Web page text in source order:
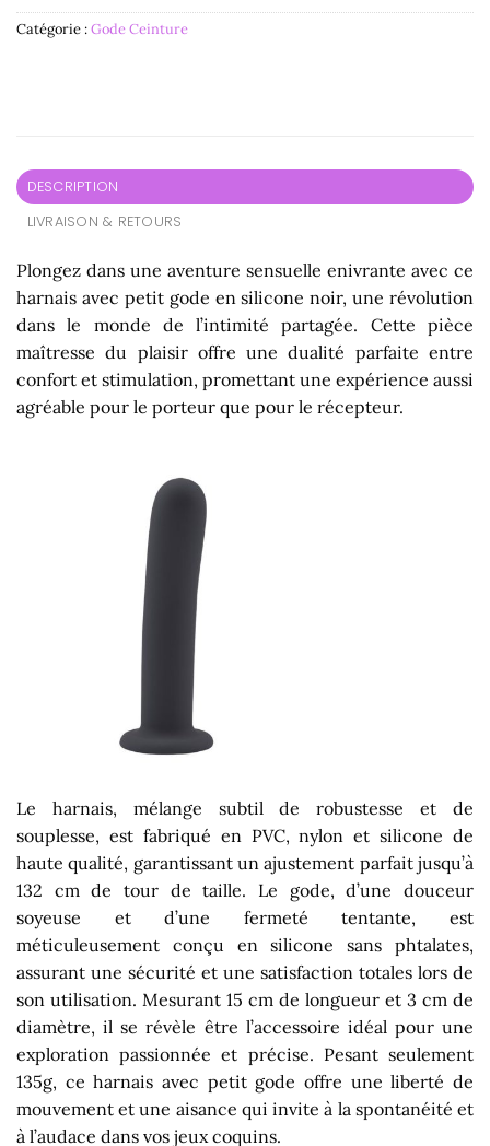
Catégorie :Gode Ceinture
DESCRIPTION
LIVRAISON & RETOURS
Plongez dans une aventure sensuelle enivrante avec ce
harnais avec petit gode en silicone noir, une révolution
dans le monde de l’intimité partagée. Cette pièce
maîtresse du plaisir offre une dualité parfaite entre
confort et stimulation, promettant une expérience aussi
agréable pour le porteur que pour le récepteur.
Le harnais, mélange subtil de robustesse et de
souplesse, est fabriqué en PVC, nylon et silicone de
haute qualité, garantissant un ajustement parfait jusqu’à
132 cm de tour de taille. Le gode, d’une douceur
soyeuse et d’une fermeté tentante, est
méticuleusement conçu en silicone sans phtalates,
assurant une sécurité et une satisfaction totales lors de
son utilisation. Mesurant 15 cm de longueur et 3 cm de
diamètre, il se révèle être l’accessoire idéal pour une
exploration passionnée et précise. Pesant seulement
135g, ce harnais avec petit gode offre une liberté de
mouvement et une aisance qui invite à la spontanéité et
à l’audace dans vos jeux coquins.